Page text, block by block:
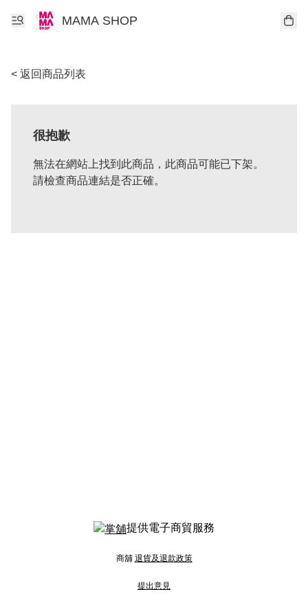
MAMA SHOP
< 返回商品列表
很抱歉
無法在網站上找到此商品，此商品可能已下架。
請檢查商品連結是否正確。
提供電子商貿服務
商舖 退貨及退款政策
提出意見